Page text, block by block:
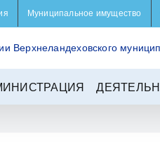
Муниципальное имущество